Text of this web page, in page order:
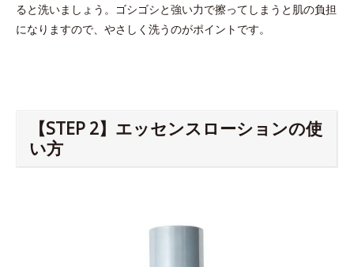
ると洗いましょう。ゴシゴシと強い力で擦ってしまうと肌の負担
になりますので、やさしく洗うのがポイントです。
【STEP 2】エッセンスローションの使
い方